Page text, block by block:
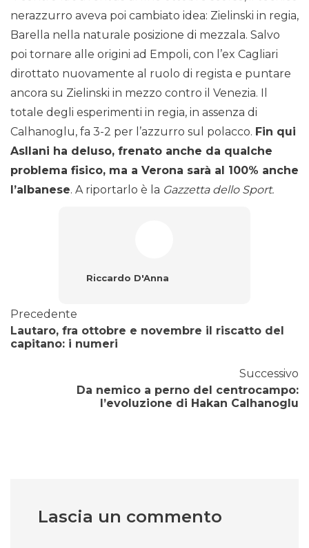
nerazzurro aveva poi cambiato idea: Zielinski in regia,
Barella nella naturale posizione di mezzala. Salvo
poi tornare alle origini ad Empoli, con l’ex Cagliari
dirottato nuovamente al ruolo di regista e puntare
ancora su Zielinski in mezzo contro il Venezia. Il
totale degli esperimenti in regia, in assenza di
Calhanoglu, fa 3-2 per l’azzurro sul polacco. Fin qui
Asllani ha deluso, frenato anche da qualche
problema fisico, ma a Verona sarà al 100% anche
l’albanese. A riportarlo è la Gazzetta dello Sport.
Riccardo D'Anna
Precedente
Lautaro, fra ottobre e novembre il riscatto del
capitano: i numeri
Successivo
Da nemico a perno del centrocampo:
l’evoluzione di Hakan Calhanoglu
Lascia un commento